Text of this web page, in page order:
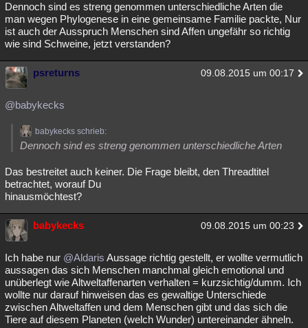
Dennoch sind es streng genommen unterschiedliche Arten die
man wegen Phylogenese in eine gemeinsame Familie packte, Nur
ist auch der Ausspruch Menschen sind Affen ungefähr so richtig
wie sind Schweine, jetzt verstanden?
psreturns 09.08.2015 um 00:17
@babykecks
babykecks schrieb:
Dennoch sind es streng genommen unterschiedliche Arten
Das bestreitet auch keiner. Die Frage bleibt, den Threadtitel
betrachtet, worauf Du
hinausmöchtest?
babykecks 09.08.2015 um 00:23
Ich habe nur @Aldaris Aussage richtig gestellt, er wollte vermutlich
aussagen das sich Menschen manchmal gleich emotional und
unüberlegt wie Altweltaffenarten verhalten = kurzsichtig/dumm. Ich
wollte nur darauf hinweisen das es gewaltige Unterschiede
zwischen Altweltaffen und dem Menschen gibt und das sich die
Tiere auf diesem Planeten (welch Wunder) untereinander ähneln.